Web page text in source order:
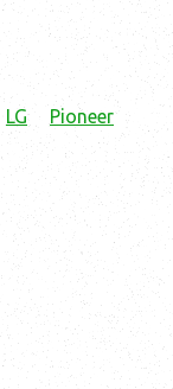
LG
Pioneer